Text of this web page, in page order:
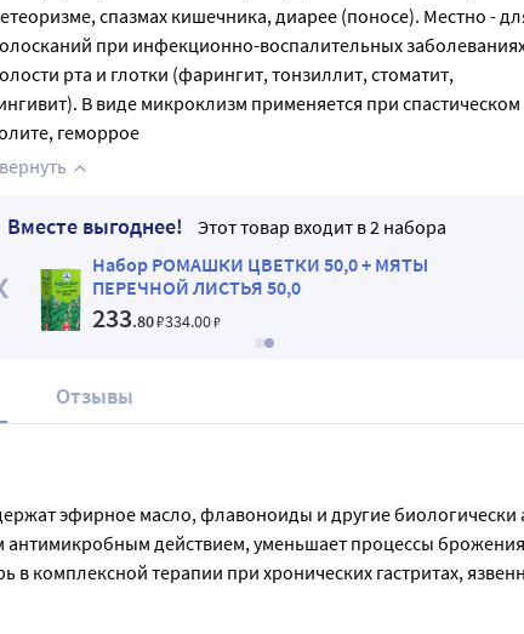
спазмах кишечника, диарее (поносе). Местно -
при инфекционно-воспалительных
рта и глотки (фарингит, тонзиллит, стоматит,
В виде микроклизм применяется при спастическом
геморрое
Вместе выгоднее!
Этот товар входит в 2 набора
Набор РОМАШКИ ЦВЕТКИ 50,0 + МЯТЫ
ПЕРЕЧНОЙ ЛИСТЬЯ 50,0
233.80₽334.00₽
Отзывы
эфирное масло, флавоноиды и другие
действием, уменьшает процессы
комплексной терапии при хронических гастритах,
кишечника, поносах.